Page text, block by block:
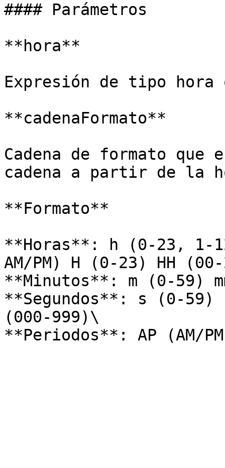
#### Parámetros
**hora**
Expresión de tipo hora
**cadenaFormato**
Cadena de formato
cadena a partir de la
**Formato**
**Horas**: h (0-23, 1-
AM/PM) H (0-23) HH
**Minutos**: m (0-59)
**Segundos**: s (0-
(000-999)\